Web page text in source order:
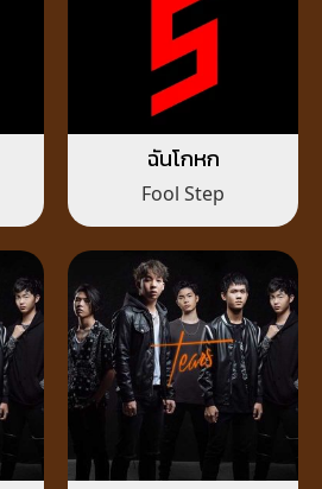
ฉันโกหก
Fool Step